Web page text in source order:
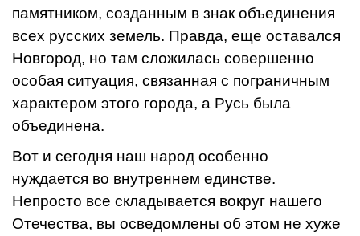
памятником, созданным в знак объединения
всех русских земель. Правда, еще оставался
Новгород, но там сложилась совершенно
особая ситуация, связанная с пограничным
характером этого города, а Русь была
объединена.
Вот и сегодня наш народ особенно
нуждается во внутреннем единстве.
Непросто все складывается вокруг нашего
Отечества, вы осведомлены об этом не хуже